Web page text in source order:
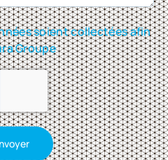
soient collectées afin
Groupe